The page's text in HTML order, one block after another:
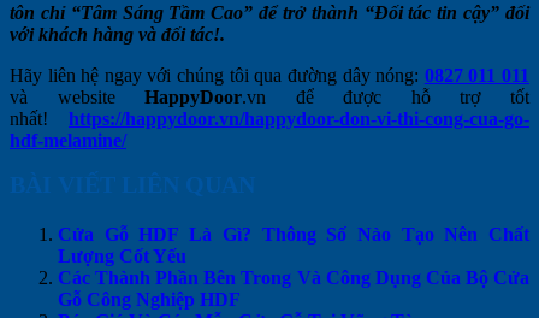
tôn chỉ “Tâm Sáng Tầm Cao” để trở thành “Đối tác tin cậy” đối
với khách hàng và đối tác!.
Hãy liên hệ ngay với chúng tôi qua đường dây nóng: 0827 011 011
và websiteHappyDoor.vn để được hỗ trợ tốt
nhất! https://happydoor.vn/happydoor-don-vi-thi-cong-cua-go-
hdf-melamine/
BÀI VIẾT LIÊN QUAN
Cửa Gỗ HDF Là Gì? Thông Số Nào Tạo Nên Chất
Lượng Cốt Yếu
Các Thành Phần Bên Trong Và Công Dụng Của Bộ Cửa
Gỗ Công Nghiệp HDF